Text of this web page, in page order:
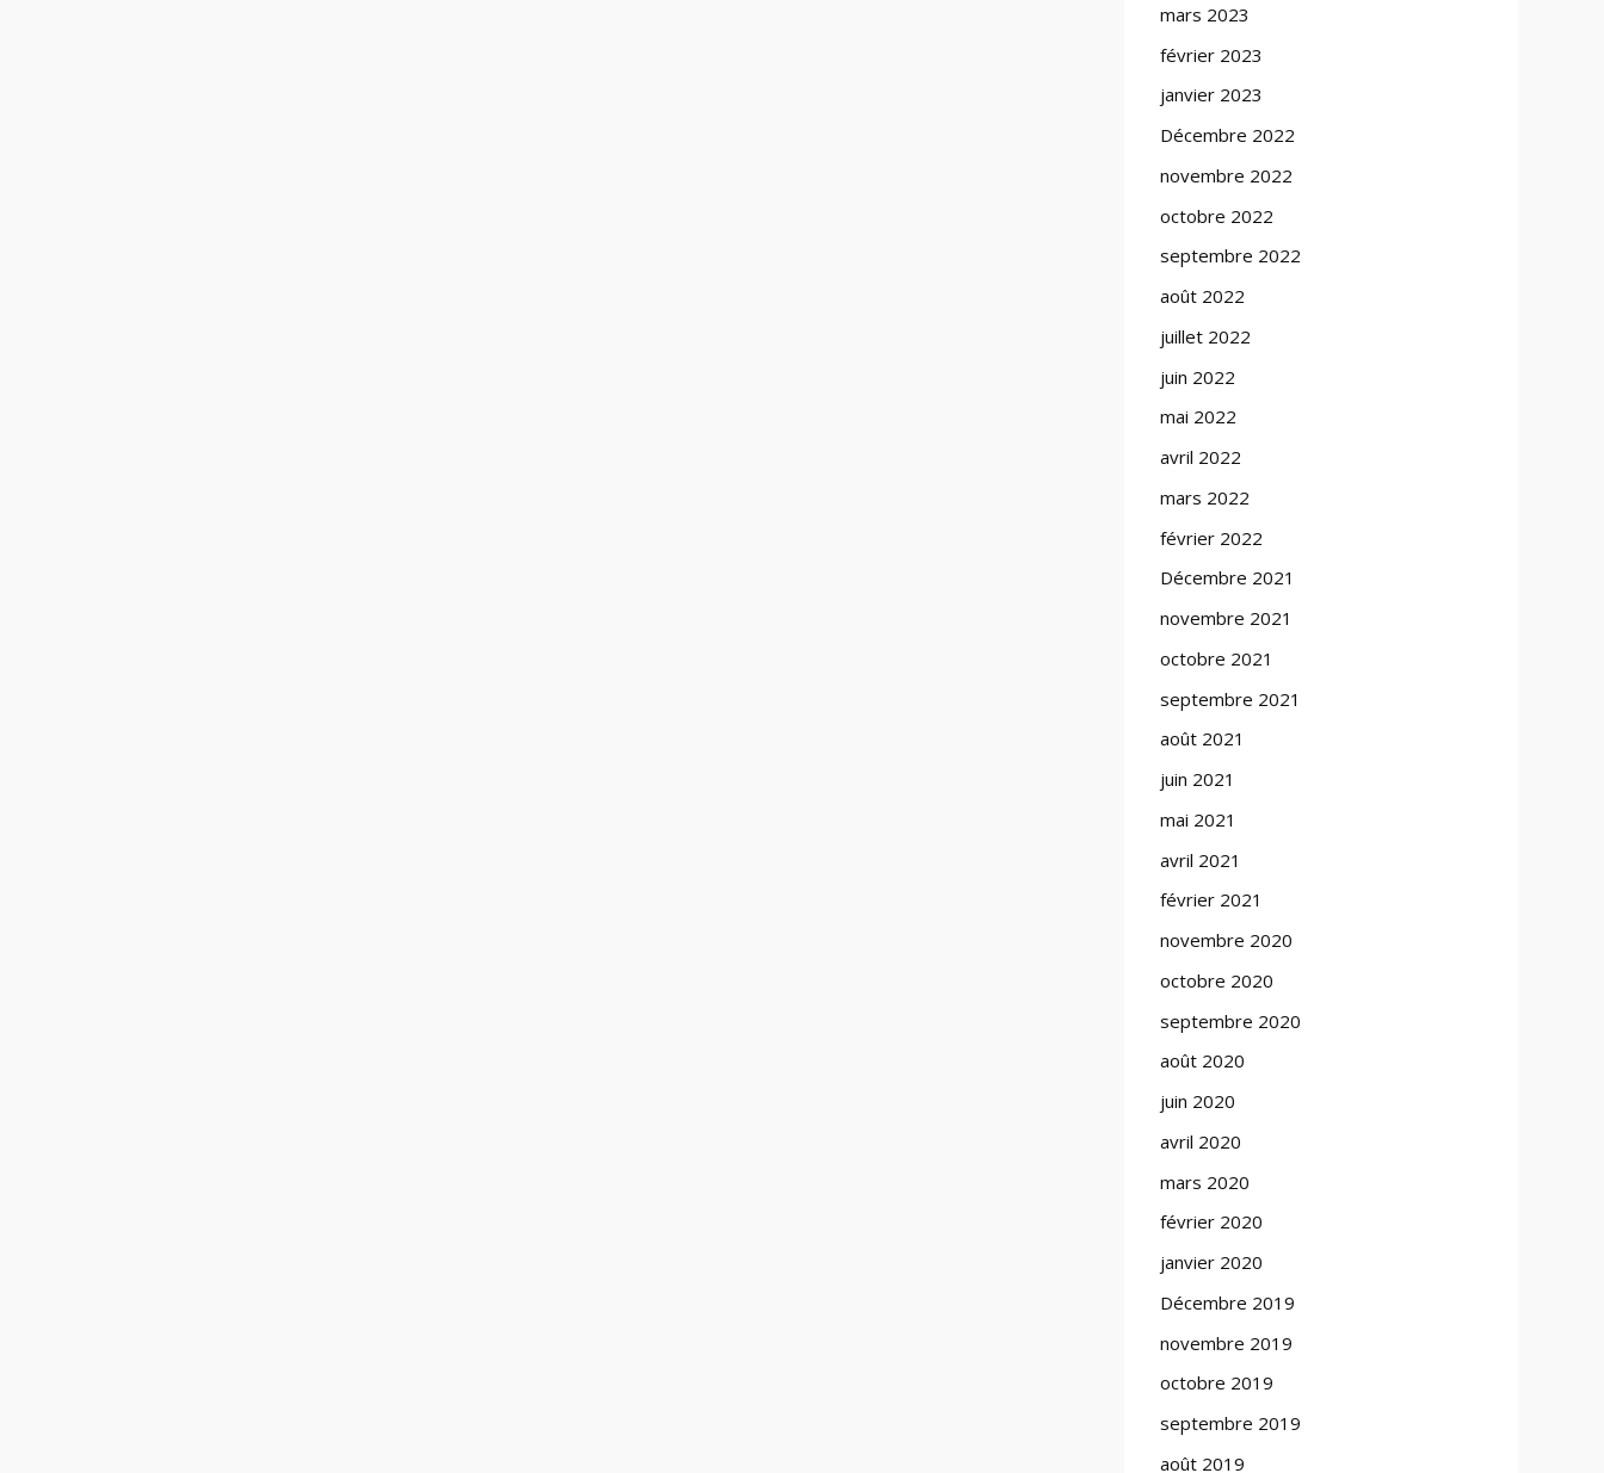
mars 2023
février 2023
janvier 2023
Décembre 2022
novembre 2022
octobre 2022
septembre 2022
août 2022
juillet 2022
juin 2022
mai 2022
avril 2022
mars 2022
février 2022
Décembre 2021
novembre 2021
octobre 2021
septembre 2021
août 2021
juin 2021
mai 2021
avril 2021
février 2021
novembre 2020
octobre 2020
septembre 2020
août 2020
juin 2020
avril 2020
mars 2020
février 2020
janvier 2020
Décembre 2019
novembre 2019
octobre 2019
septembre 2019
août 2019